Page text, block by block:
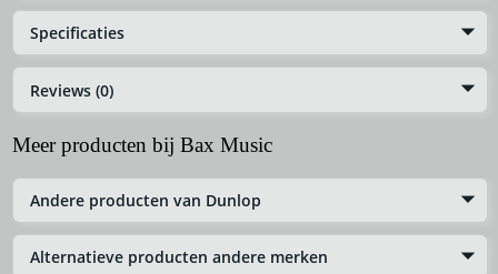
Specificaties
Reviews (0)
Meer producten bij Bax Music
Andere producten van Dunlop
Alternatieve producten andere merken